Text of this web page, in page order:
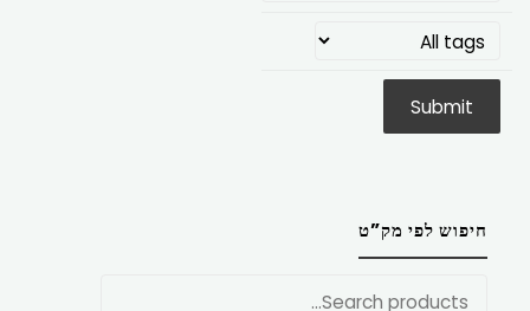
חיפוש לפי מק”ט